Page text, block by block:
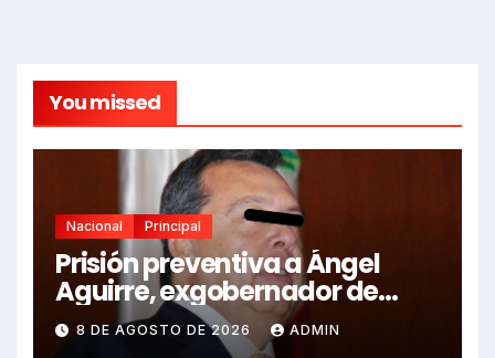
You missed
Nacional Principal
Prisión preventiva a Ángel
Aguirre, exgobernador de
Guerrero, por caso Ayotzinapa
8 DE AGOSTO DE 2026 ADMIN